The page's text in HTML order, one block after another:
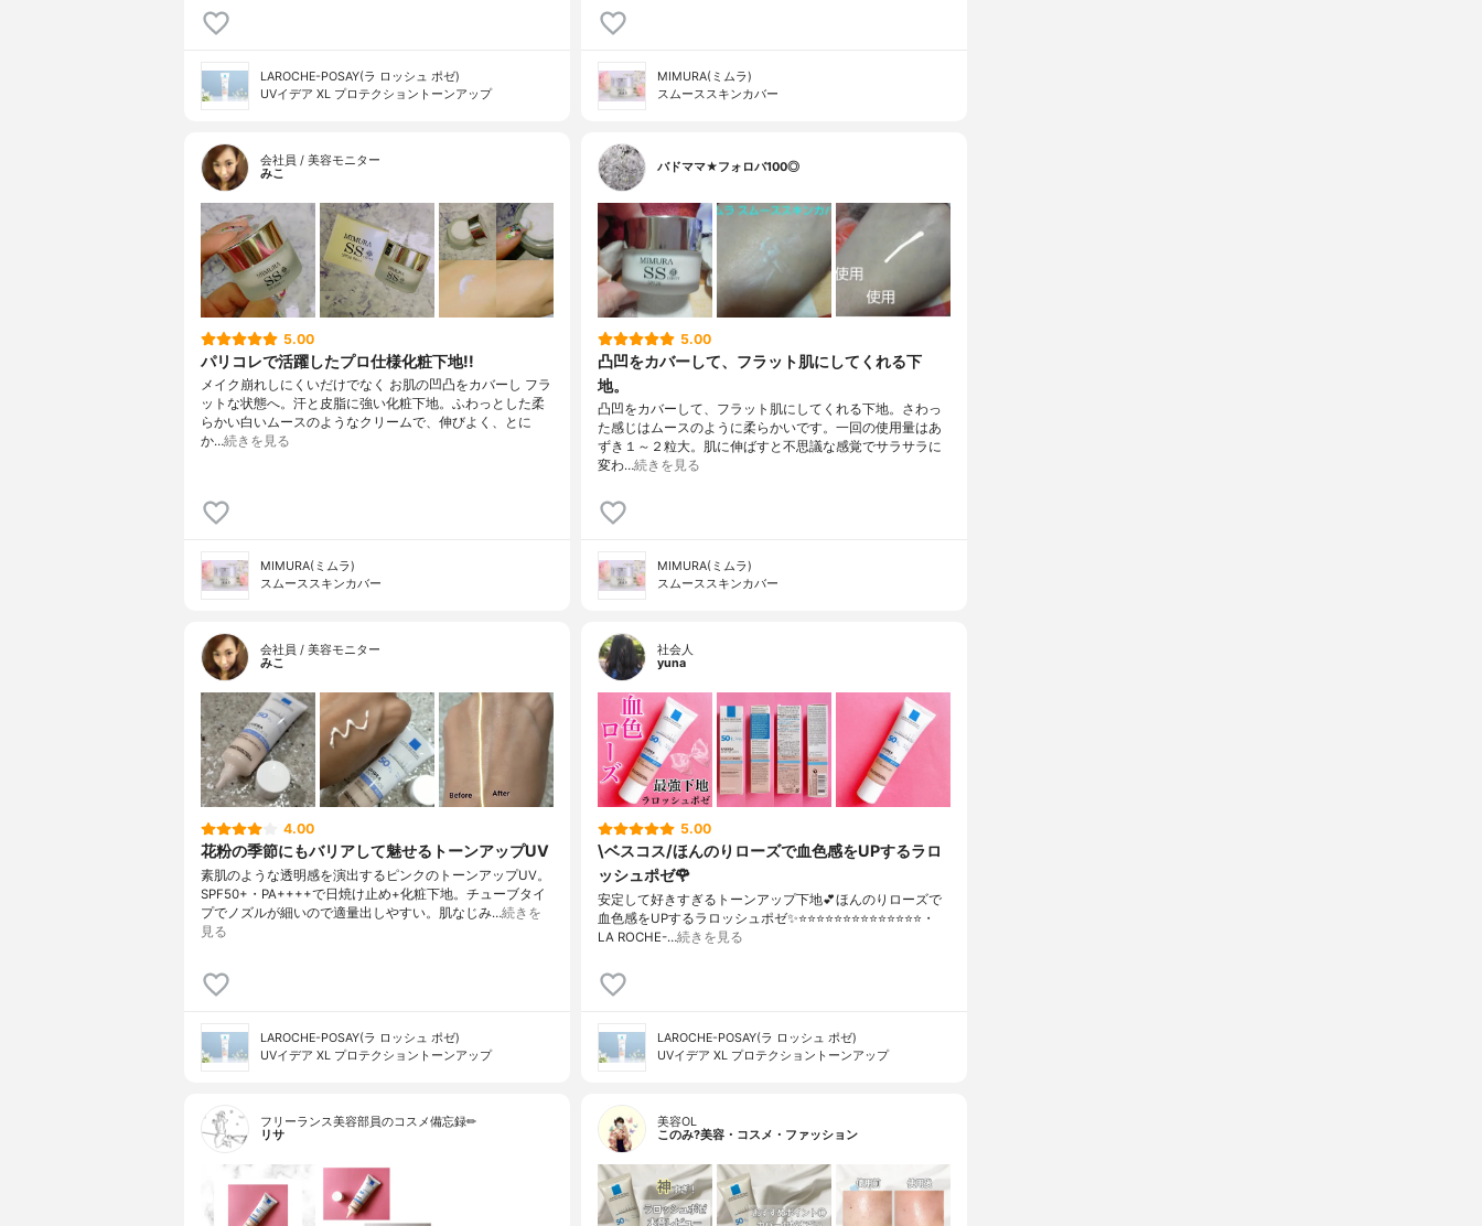
LAROCHE-POSAY(ラ ロッシュ ポゼ)
UVイデア XL プロテクショントーンアップ
MIMURA(ミムラ)
スムーススキンカバー
会社員 / 美容モニター
みこ
5.00
パリコレで活躍したプロ仕様化粧下地!!
メイク崩れしにくいだけでなく お肌の凹凸をカバーし フラ
ットな状態へ。汗と皮脂に強い化粧下地。ふわっとした柔
らかい白いムースのようなクリームで、伸びよく、とに
か…続きを見る
MIMURA(ミムラ)
スムーススキンカバー
バドママ★フォロバ100◎
5.00
凸凹をカバーして、フラット肌にしてくれる下
地。
凸凹をカバーして、フラット肌にしてくれる下地。さわっ
た感じはムースのように柔らかいです。一回の使用量はあ
ずき１～２粒大。肌に伸ばすと不思議な感覚でサラサラに
変わ…続きを見る
MIMURA(ミムラ)
スムーススキンカバー
会社員 / 美容モニター
みこ
4.00
花粉の季節にもバリアして魅せるトーンアップUV
素肌のような透明感を演出するピンクのトーンアップUV。
SPF50+・PA++++で日焼け止め+化粧下地。チューブタイ
プでノズルが細いので適量出しやすい。肌なじみ…続きを
見る
LAROCHE-POSAY(ラ ロッシュ ポゼ)
UVイデア XL プロテクショントーンアップ
社会人
yuna
5.00
\ベスコス/ほんのりローズで血色感をUPするラロ
ッシュポゼ🌹
安定して好きすぎるトーンアップ下地💕ほんのりローズで
血色感をUPするラロッシュポゼ✨⭐️⭐️⭐️⭐️⭐️⭐️⭐️⭐️⭐️⭐️⭐️⭐️⭐️⭐️・
LA ROCHE-…続きを見る
LAROCHE-POSAY(ラ ロッシュ ポゼ)
UVイデア XL プロテクショントーンアップ
フリーランス美容部員のコスメ備忘録✏︎
リサ
美容OL
このみ?美容・コスメ・ファッション